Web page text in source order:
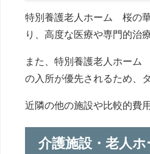
特別養護老人ホーム 桜の
り、高度な医療や専門的治
また、特別養護老人ホー
の入所が優先されるため、
近隣の他の施設や比較的費
介護施設・老人